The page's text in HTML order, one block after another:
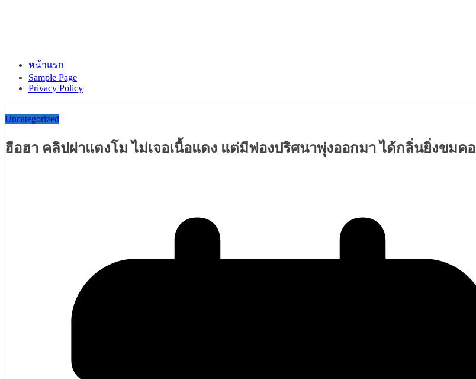
หน้าแรก
Sample Page
Privacy Policy
Uncategorized
ฮือฮา คลิปผ่าแตงโม ไม่เจอเนื้อแดง แต่มีฟองปริศนาพุ่งออกมา ได้กลิ่นยิ่งขมคอ